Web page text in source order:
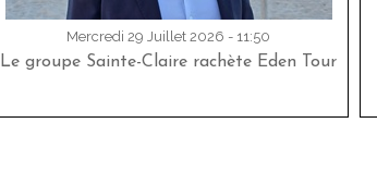
Mercredi 29 Juillet 2026 - 11:50
Le groupe Sainte-Claire rachète Eden Tour